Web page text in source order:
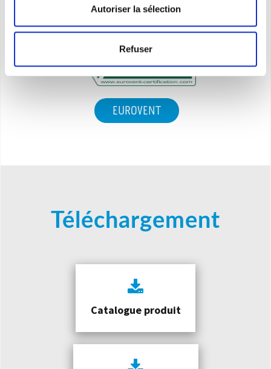
Autoriser la sélection
Refuser
console
EUROVENT
Téléchargement
Catalogue produit